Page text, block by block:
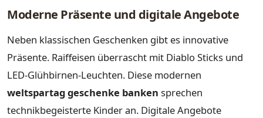
Moderne Präsente und digitale Angebote
Neben klassischen Geschenken gibt es innovative
Präsente. Raiffeisen überrascht mit Diablo Sticks und
LED-Glühbirnen-Leuchten. Diese modernen
weltspartag geschenke banken sprechen
technikbegeisterte Kinder an. Digitale Angebote